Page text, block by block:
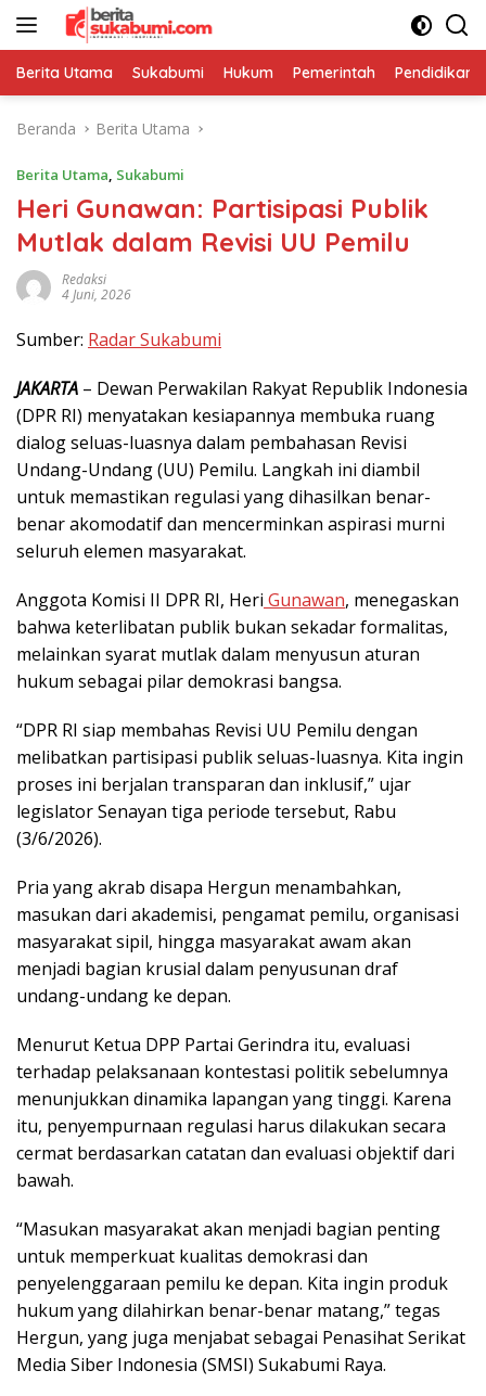
Langsung
Berita Utama Sukabumi Hukum Pemerintah Pendidikan
Beranda Berita Utama
Berita Utama, Sukabumi
Heri Gunawan: Partisipasi Publik
Mutlak dalam Revisi UU Pemilu
Redaksi
4 Juni, 2026
Sumber: Radar Sukabumi
JAKARTA – Dewan Perwakilan Rakyat Republik Indonesia
(DPR RI) menyatakan kesiapannya membuka ruang
dialog seluas-luasnya dalam pembahasan Revisi
Undang-Undang (UU) Pemilu. Langkah ini diambil
untuk memastikan regulasi yang dihasilkan benar-
benar akomodatif dan mencerminkan aspirasi murni
seluruh elemen masyarakat.
Anggota Komisi II DPR RI, Heri Gunawan, menegaskan
bahwa keterlibatan publik bukan sekadar formalitas,
melainkan syarat mutlak dalam menyusun aturan
hukum sebagai pilar demokrasi bangsa.
“DPR RI siap membahas Revisi UU Pemilu dengan
melibatkan partisipasi publik seluas-luasnya. Kita ingin
proses ini berjalan transparan dan inklusif,” ujar
legislator Senayan tiga periode tersebut, Rabu
(3/6/2026).
Pria yang akrab disapa Hergun menambahkan,
masukan dari akademisi, pengamat pemilu, organisasi
masyarakat sipil, hingga masyarakat awam akan
menjadi bagian krusial dalam penyusunan draf
undang-undang ke depan.
Menurut Ketua DPP Partai Gerindra itu, evaluasi
terhadap pelaksanaan kontestasi politik sebelumnya
menunjukkan dinamika lapangan yang tinggi. Karena
itu, penyempurnaan regulasi harus dilakukan secara
cermat berdasarkan catatan dan evaluasi objektif dari
bawah.
“Masukan masyarakat akan menjadi bagian penting
untuk memperkuat kualitas demokrasi dan
penyelenggaraan pemilu ke depan. Kita ingin produk
hukum yang dilahirkan benar-benar matang,” tegas
Hergun, yang juga menjabat sebagai Penasihat Serikat
Media Siber Indonesia (SMSI) Sukabumi Raya.